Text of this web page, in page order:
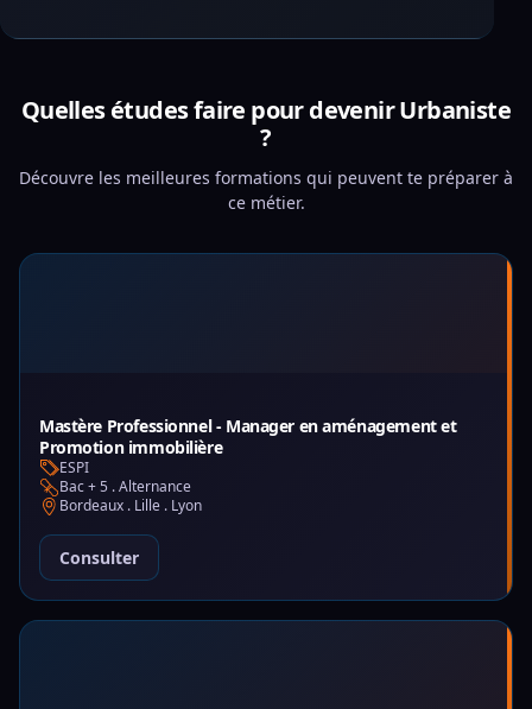
Quelles études faire pour devenir Urbaniste
?
Découvre les meilleures formations qui peuvent te préparer à
ce métier.
Mastère Professionnel - Manager en aménagement et
Promotion immobilière
ESPI
Bac + 5 . Alternance
Bordeaux . Lille . Lyon
Consulter